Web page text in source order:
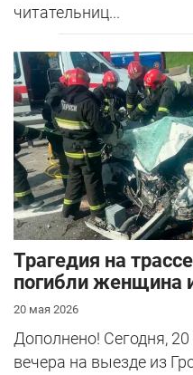
читательниц...
Трагедия на
погибли женщина
20 мая 2026
Дополнено! Сегодня,
вечера на выезде из